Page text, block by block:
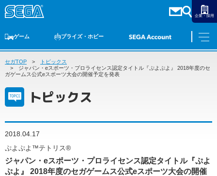
企業・採用
ゲーム
ゲームTOP 家庭用ゲーム
プライズ・ホビー
プライズ トイ S-FIRE
オンライン
ゲーム
家庭用ゲーム
スマホゲーム
プライズ・ホビー
S-FIRE
セガ ラッキーくじ
アニメ
ダーツ
トピックス
セガTOP
トピックス
ジャパン・eスポーツ・プロライセンス認定タイトル『ぷよぷよ』 2018年度のセ
ガゲームス公式eスポーツ大会の開催予定を発表
トピックス
2018.04.17
ぷよぷよ™テトリス®
ジャパン・eスポーツ・プロライセンス認定タイトル『ぷよ
ぷよ』 2018年度のセガゲームス公式eスポーツ大会の開催